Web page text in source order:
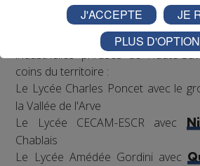
Les binômes ?
4 établissements scolaires
industrielles phrases de Haute-
coins du territoire :
Le Lycée Charles Poncet avec le
la Vallée de l'Arve
Le Lycée CECAM-ESCR avec
Chablais
Le Lycée Amédée Gordini avec
J'ACCEPTE
JE
PLUS